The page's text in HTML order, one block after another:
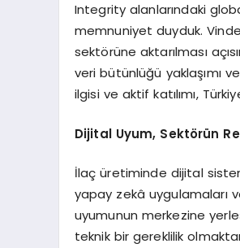
Integrity alanlarındaki
memnuniyet duyduk.
sektörüne aktarılması
veri bütünlüğü yaklaşımı
ilgisi ve aktif katılımı,
Dijital Uyum, Sektörün
İlaç üretiminde dijital
yapay zekâ uygulamaları
uyumunun merkezine
teknik bir gereklilik